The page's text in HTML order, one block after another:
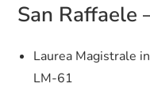
San Raffaele
Laurea Magistrale
LM-61